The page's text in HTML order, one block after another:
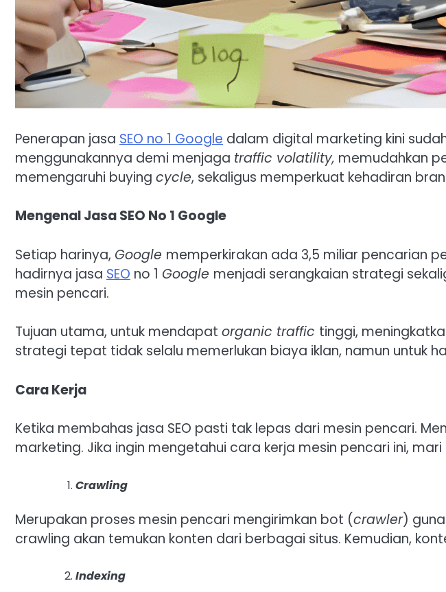
Penerapan jasa SEO no 1 Google dalam digital marketing kini
menggunakannya demi menjaga traffic volatility, memudahkan
memengaruhi buying cycle, sekaligus memperkuat kehadiran
Mengenal Jasa SEO No 1 Google
Setiap harinya, Google memperkirakan ada 3,5 miliar pencarian
hadirnya jasa SEO no 1 Google menjadi serangkaian strategi
mesin pencari.
Tujuan utama, untuk mendapat organic traffic tinggi,
strategi tepat tidak selalu memerlukan biaya iklan, namun untuk
Cara Kerja
Ketika membahas jasa SEO pasti tak lepas dari mesin pencari.
marketing. Jika ingin mengetahui cara kerja mesin pencari ini,
Crawling
Merupakan proses mesin pencari mengirimkan bot (crawler)
crawling akan temukan konten dari berbagai situs. Kemudian,
Indexing